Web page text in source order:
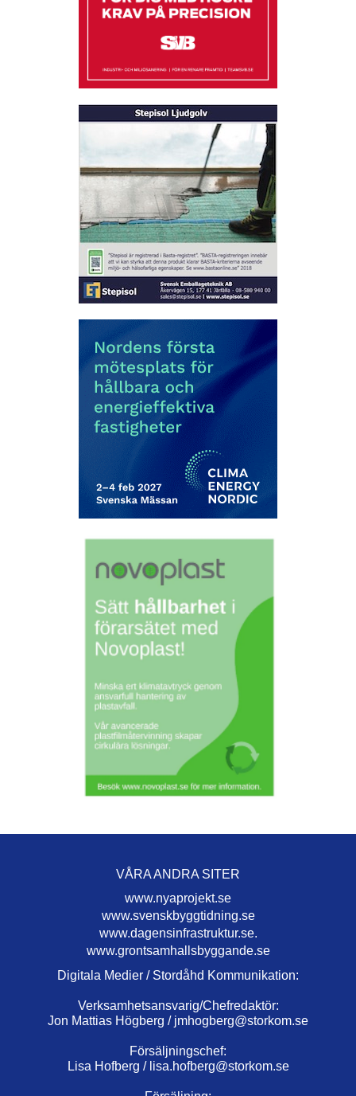
VÅRA ANDRA SITER
www.nyaprojekt.se
www.svenskbyggtidning.se
www.dagensinfrastruktur.se.
www.grontsamhallsbyggande.se
Digitala Medier / Stordåhd Kommunikation:
Verksamhetsansvarig/Chefredaktör:
Jon Mattias Högberg / jmhogberg@storkom.se
Försäljningschef:
Lisa Hofberg / lisa.hofberg@storkom.se